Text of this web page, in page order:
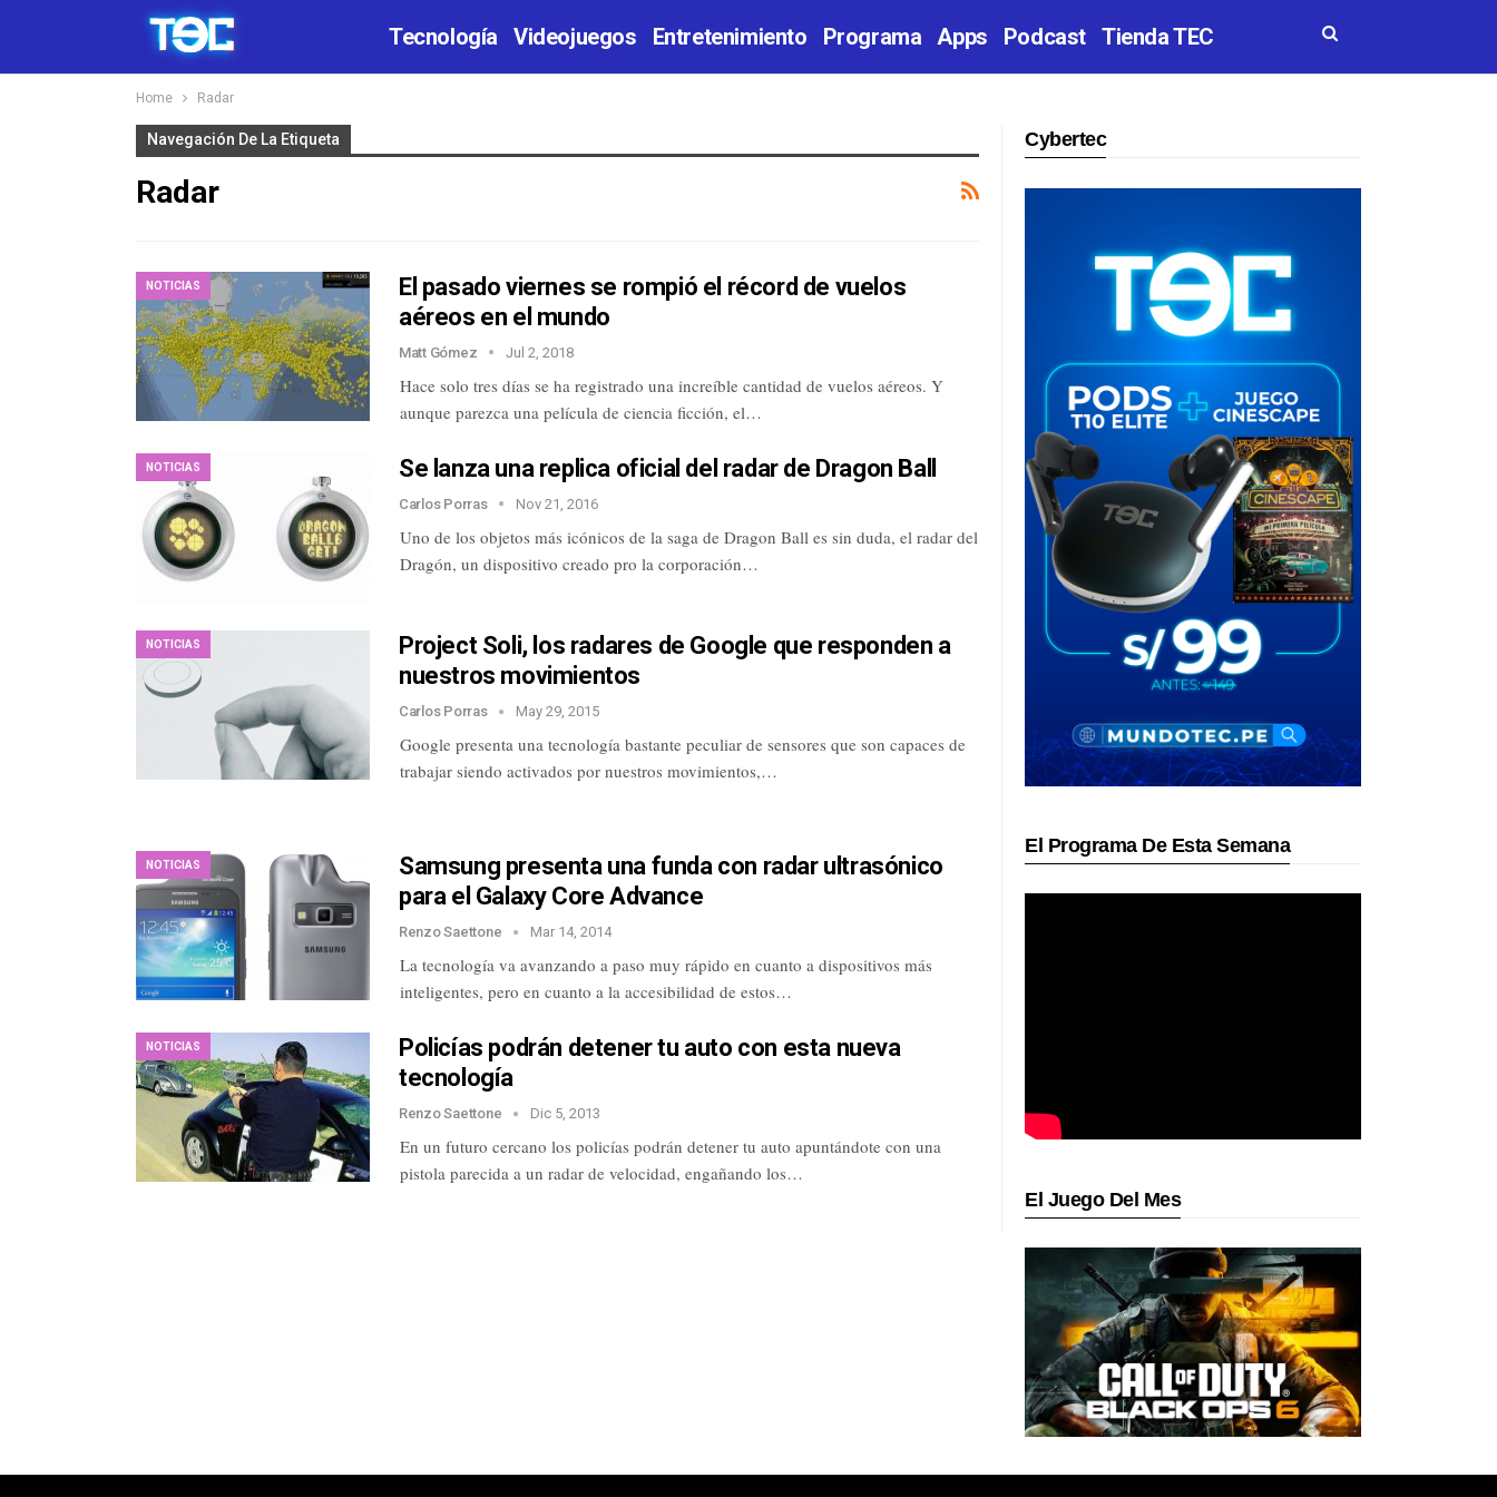
Tecnología Videojuegos Entretenimiento Programa Apps Podcast Tienda TEC
Home Radar
Navegación De La Etiqueta
Radar
NOTICIAS
El pasado viernes se rompió el récord de vuelos
aéreos en el mundo
Matt Gómez Jul 2, 2018
Hace solo tres días se ha registrado una increíble cantidad de vuelos aéreos. Y
aunque parezca una película de ciencia ficción, el…
NOTICIAS Se lanza una replica oficial del radar de Dragon Ball
Carlos Porras Nov 21, 2016
Uno de los objetos más icónicos de la saga de Dragon Ball es sin duda, el radar del
Dragón, un dispositivo creado pro la corporación…
NOTICIAS
Project Soli, los radares de Google que responden a
nuestros movimientos
Carlos Porras May 29, 2015
Google presenta una tecnología bastante peculiar de sensores que son capaces de
trabajar siendo activados por nuestros movimientos,…
NOTICIAS
Samsung presenta una funda con radar ultrasónico
para el Galaxy Core Advance
Renzo Saettone Mar 14, 2014
La tecnología va avanzando a paso muy rápido en cuanto a dispositivos más
inteligentes, pero en cuanto a la accesibilidad de estos…
NOTICIAS
Policías podrán detener tu auto con esta nueva
tecnología
Renzo Saettone Dic 5, 2013
En un futuro cercano los policías podrán detener tu auto apuntándote con una
pistola parecida a un radar de velocidad, engañando los…
Cybertec
El Programa De Esta Semana
El Juego Del Mes